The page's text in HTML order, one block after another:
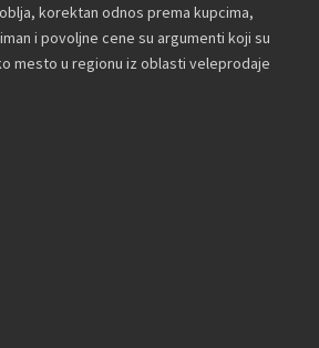
korektan odnos prema kupcima,
i povoljne cene su argumenti koji su
mesto u regionu iz oblasti veleprodaje